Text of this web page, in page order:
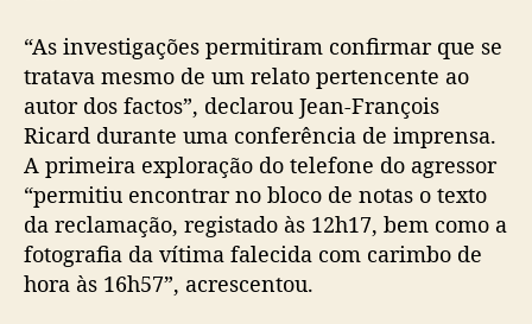
“As investigações permitiram confirmar que se
tratava mesmo de um relato pertencente ao
autor dos factos”, declarou Jean-François
Ricard durante uma conferência de imprensa.
A primeira exploração do telefone do agressor
“permitiu encontrar no bloco de notas o texto
da reclamação, registado às 12h17, bem como a
fotografia da vítima falecida com carimbo de
hora às 16h57”, acrescentou.